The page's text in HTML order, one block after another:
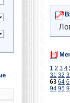
1 2 3 4
31 32
63 64
94 95